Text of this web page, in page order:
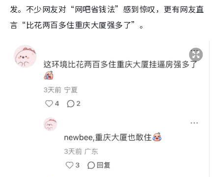
发。不少网友对“网吧省钱法”感到惊叹，更有网友直
言“比花两百多住重庆大厦强多了”。